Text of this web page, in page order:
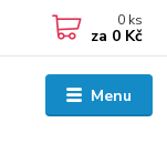
Menu
0 ks
za 0 Kč